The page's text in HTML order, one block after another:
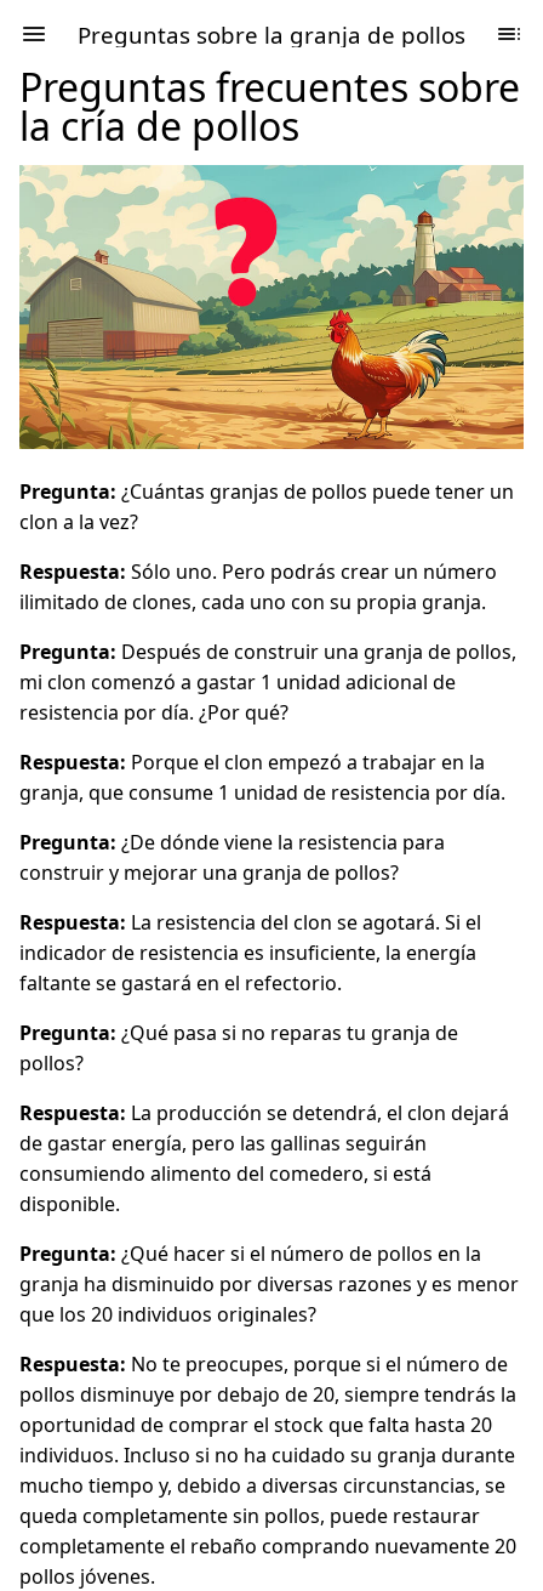
Preguntas sobre la granja de pollos
Preguntas frecuentes sobre
la cría de pollos
Pregunta: ¿Cuántas granjas de pollos puede tener un
clon a la vez?
Respuesta: Sólo uno. Pero podrás crear un número
ilimitado de clones, cada uno con su propia granja.
Pregunta: Después de construir una granja de pollos,
mi clon comenzó a gastar 1 unidad adicional de
resistencia por día. ¿Por qué?
Respuesta: Porque el clon empezó a trabajar en la
granja, que consume 1 unidad de resistencia por día.
Pregunta: ¿De dónde viene la resistencia para
construir y mejorar una granja de pollos?
Respuesta: La resistencia del clon se agotará. Si el
indicador de resistencia es insuficiente, la energía
faltante se gastará en el refectorio.
Pregunta: ¿Qué pasa si no reparas tu granja de
pollos?
Respuesta: La producción se detendrá, el clon dejará
de gastar energía, pero las gallinas seguirán
consumiendo alimento del comedero, si está
disponible.
Pregunta: ¿Qué hacer si el número de pollos en la
granja ha disminuido por diversas razones y es menor
que los 20 individuos originales?
Respuesta: No te preocupes, porque si el número de
pollos disminuye por debajo de 20, siempre tendrás la
oportunidad de comprar el stock que falta hasta 20
individuos. Incluso si no ha cuidado su granja durante
mucho tiempo y, debido a diversas circunstancias, se
queda completamente sin pollos, puede restaurar
completamente el rebaño comprando nuevamente 20
pollos jóvenes.